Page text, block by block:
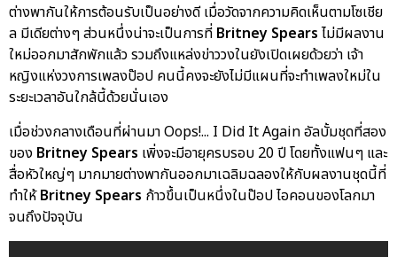
ต่างพากันให้การต้อนรับเป็นอย่างดี เมื่อวัดจากความคิดเห็นตามโซเชีย
ล มีเดียต่างๆ ส่วนหนึ่งน่าจะเป็นการที่ Britney Spears ไม่มีผลงาน
ใหม่ออกมาสักพักแล้ว รวมถึงแหล่งข่าววงในยังเปิดเผยด้วยว่า เจ้า
หญิงแห่งวงการเพลงป๊อป คนนี้คงจะยังไม่มีแผนที่จะทำเพลงใหม่ใน
ระยะเวลาอันใกล้นี้ด้วยนั่นเอง
เมื่อช่วงกลางเดือนที่ผ่านมา Oops!... I Did It Again อัลบั้มชุดที่สอง
ของ Britney Spears เพิ่งจะมีอายุครบรอบ 20 ปี โดยทั้งแฟนๆ และ
สื่อหัวใหญ่ๆ มากมายต่างพากันออกมาเฉลิมฉลองให้กับผลงานชุดนี้ที่
ทำให้Britney Spears ก้าวขึ้นเป็นหนึ่งในป๊อป ไอคอนของโลกมา
จนถึงปัจจุบัน